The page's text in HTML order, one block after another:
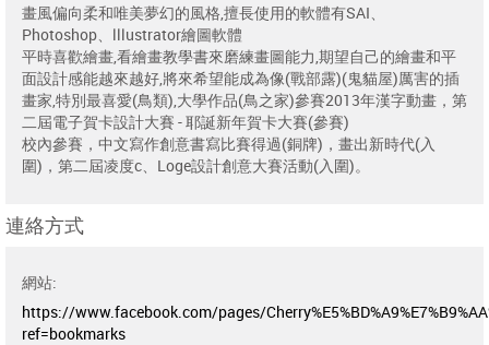
畫風偏向柔和唯美夢幻的風格,擅長使用的軟體有SAI、
Photoshop、lllustrator繪圖軟體
平時喜歡繪畫,看繪畫教學書來磨練畫圖能力,期望自己的繪畫和平
面設計感能越來越好,將來希望能成為像(戰部露)(鬼貓屋)厲害的插
畫家,特別最喜愛(鳥類),大學作品(鳥之家)參賽2013年漢字動畫，第
二屆電子賀卡設計大賽 - 耶誕新年賀卡大賽(參賽)
校內參賽，中文寫作創意書寫比賽得過(銅牌)，畫出新時代(入
圍)，第二屆凌度c、Loge設計創意大賽活動(入圍)。
連絡方式
網站:
https://www.facebook.com/pages/
ref=bookmarks